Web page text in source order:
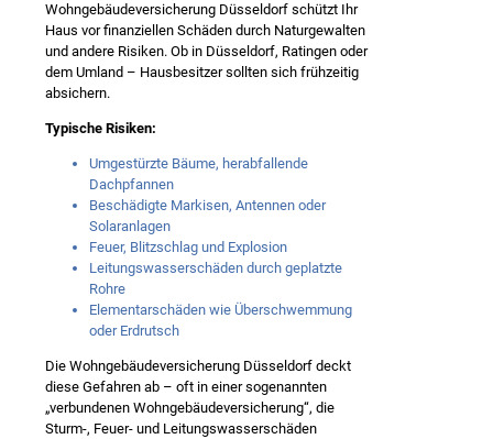
Wohngebäudeversicherung Düsseldorf schützt Ihr
Haus vor finanziellen Schäden durch Naturgewalten
und andere Risiken. Ob in Düsseldorf, Ratingen oder
dem Umland – Hausbesitzer sollten sich frühzeitig
absichern.
Typische Risiken:
Umgestürzte Bäume, herabfallende
Dachpfannen
Beschädigte Markisen, Antennen oder
Solaranlagen
Feuer, Blitzschlag und Explosion
Leitungswasserschäden durch geplatzte
Rohre
Elementarschäden wie Überschwemmung
oder Erdrutsch
Die Wohngebäudeversicherung Düsseldorf deckt
diese Gefahren ab – oft in einer sogenannten
„verbundenen Wohngebäudeversicherung“, die
Sturm-, Feuer- und Leitungswasserschäden